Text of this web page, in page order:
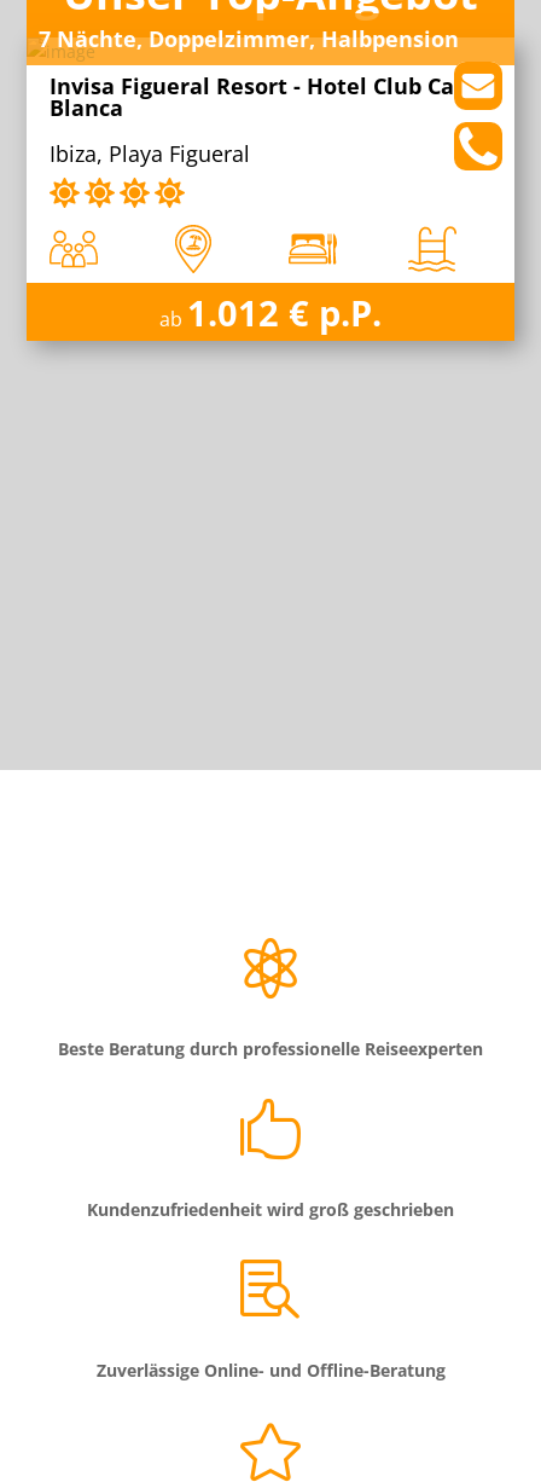
7 Nächte, Doppelzimmer, Halbpension
Invisa Figueral Resort - Hotel Club Cala
Blanca
Ibiza, Playa Figueral
ab 1.012 € p.P.

Beste Beratung durch professionelle Reiseexperten

Kundenzufriedenheit wird groß geschrieben

Zuverlässige Online- und Offline-Beratung
